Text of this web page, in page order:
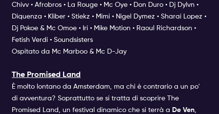
Chivv • Afrobros • La Rouge • Mc Oye • Don Duro • Dj Dylvn •
Diquenza • Kliber • Stiekz • Mimi • Nigel Dymez • Sharai Lopez •
Dj Pokoe & Mc Omoe • Iri • Mike Motion • Raoul Richardson •
Fetish Verdi • Soundsisters
Ospitato da Mc Marboo & Mc D-Jay
The Promised Land
È molto lontano da Amsterdam, ma chi è contrario a un po'
di avventura? Soprattutto se si tratta di scoprire The
Promised Land, un festival dinamico che si terrà a De Ven